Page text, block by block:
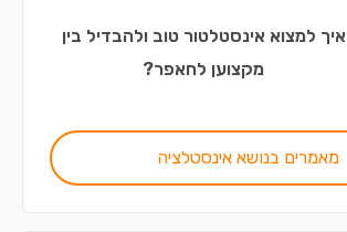
איך למצוא אינסטלטור טוב ולהבדיל בין
מקצוען לחאפר?
מאמרים בנושא אינסטלציה